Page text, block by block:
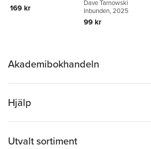
169 kr
Dave Tarnowski
Inbunden, 2025
99 kr
Akademibokhandeln
Hjälp
Utvalt sortiment